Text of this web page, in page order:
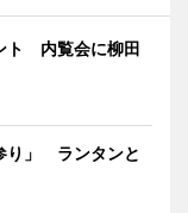
ト 内覧会に柳田
り」 ランタンと